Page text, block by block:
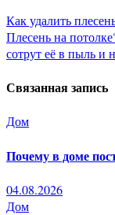
Навигация
по
записям
Как удалить
Плесень на
сотрут её в пыль и
Связанная запись
Дом
Почему в доме
04.08.2026
Дом